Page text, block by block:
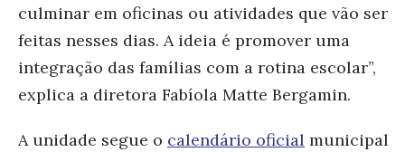
culminar em oficinas ou atividades que vão ser
feitas nesses dias. A ideia é promover uma
integração das famílias com a rotina escolar”,
explica a diretora Fabíola Matte Bergamin.
A unidade segue o calendário oficial municipal